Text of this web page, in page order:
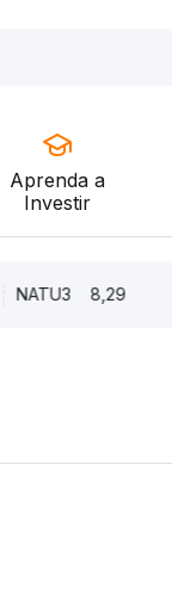
Aprenda a
Investir
NATU3 8,29